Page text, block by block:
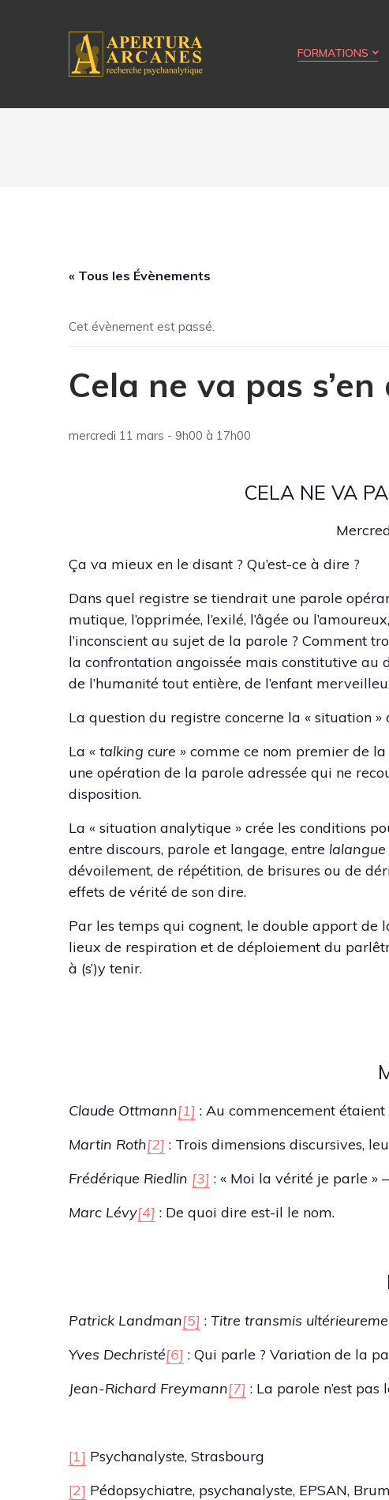
FORMATIONS
« Tous les Évènements
Cet évènement est passé.
Cela ne va pas
mercredi 11 mars - 9h00 à 17h00
CELA NE VA
Ça va mieux en le disant ? Qu’est-ce à dire ?
Dans quel registre se tiendrait une parole
mutique, l’opprimée, l’exilé, l’âgée ou
l’inconscient au sujet de la parole ? Comment
la confrontation angoissée mais constitutive au
de l’humanité tout entière, de l’enfant
La question du registre concerne la « situation »
La « talking cure » comme ce nom premier de
une opération de la parole adressée qui ne
disposition.
La « situation analytique » crée les conditions
entre discours, parole et langage, entre lalangue
dévoilement, de répétition, de brisures ou de
effets de vérité de son dire.
Par les temps qui cognent, le double apport de
lieux de respiration et de déploiement du
à (s’)y tenir.
Claude Ottmann[1] : Au commencement étaient
Martin Roth[2] : Trois dimensions discursives,
Frédérique Riedlin [3] : « Moi la vérité je parle »
Marc Lévy[4] : De quoi dire est-il le nom.
Patrick Landman[5] : Titre transmis
Yves Dechristé[6] : Qui parle ? Variation de la
Jean-Richard Freymann[7] : La parole n’est pas
[1] Psychanalyste, Strasbourg
[2] Pédopsychiatre, psychanalyste, EPSAN,